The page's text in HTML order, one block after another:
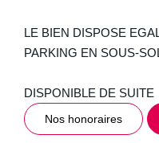
LE BIEN DISPOSE
PARKING EN SOUS-
DISPONIBLE DE SUITE
Nos honoraires